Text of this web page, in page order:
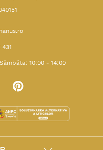
431
10:00 - 14:00